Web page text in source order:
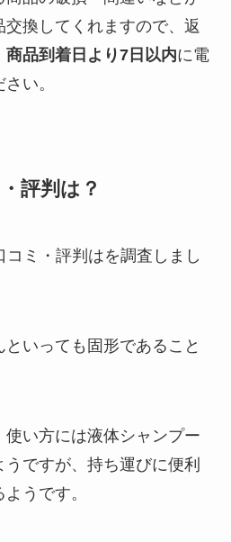
換してくれますので、返
商品到着日より7日以内に電
い。
評判は？
ミ・評判はを調査しまし
いっても固形であること
使い方には液体シャンプー
ですが、持ち運びに便利
うです。